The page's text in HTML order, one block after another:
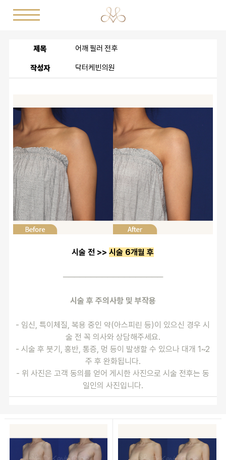
제목 어깨 필러 전후
작성자 닥터케빈의원
시술 전 >> 시술 6개월 후
──────────────────
시술 후 주의사항 및 부작용
- 임신, 특이체질, 복용 중인 약(아스피린 등)이 있으신 경우 시
술 전 꼭 의사와 상담해주세요.
- 시술 후 붓기, 홍반, 통증, 멍 등이 발생할 수 있으나 대개 1~2
주 후 완화됩니다.
- 위 사진은 고객 동의를 얻어 게시한 사진으로 시술 전후는 동
일인의 사진입니다.